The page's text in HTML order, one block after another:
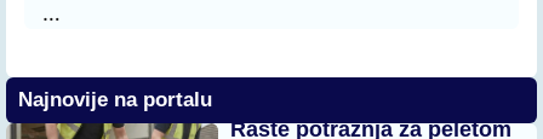
…
Najnovije na portalu
Raste potražnja za peletom